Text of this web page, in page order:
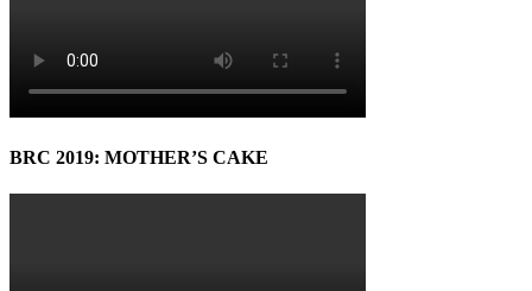
BRC 2019: MOTHER’S CAKE